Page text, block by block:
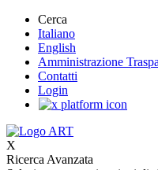
Cerca
Italiano
English
Amministrazione
Contatti
Login
X
Ricerca Avanzata